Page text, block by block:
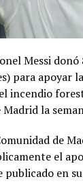
2026 se dio
como una
X
Messi donó
para apoyar
incendio
la
de
el
en